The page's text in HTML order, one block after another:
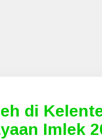
di
Imlek